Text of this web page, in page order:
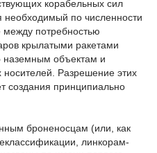
корабельных сил
необходимый по численности
между потребностью
крылатыми ракетами
объектам и
Разрешение этих
создания принципиально
броненосцам (или, как
линкорам-